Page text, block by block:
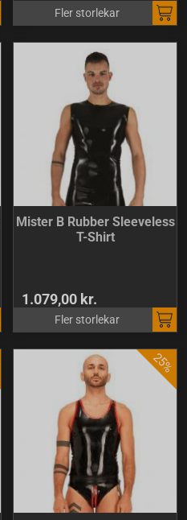
Fler storlekar
Mister B Rubber Sleeveless
T-Shirt
1.079,00 kr.
Fler storlekar